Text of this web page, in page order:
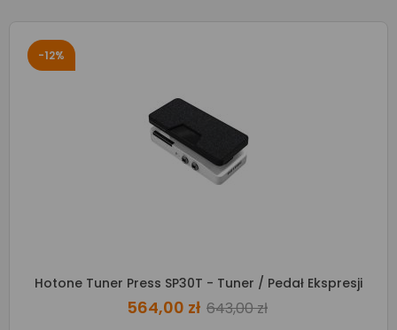
-12%
Hotone Tuner Press SP30T - Tuner / Pedał Ekspresji
564,00 zł 643,00 zł